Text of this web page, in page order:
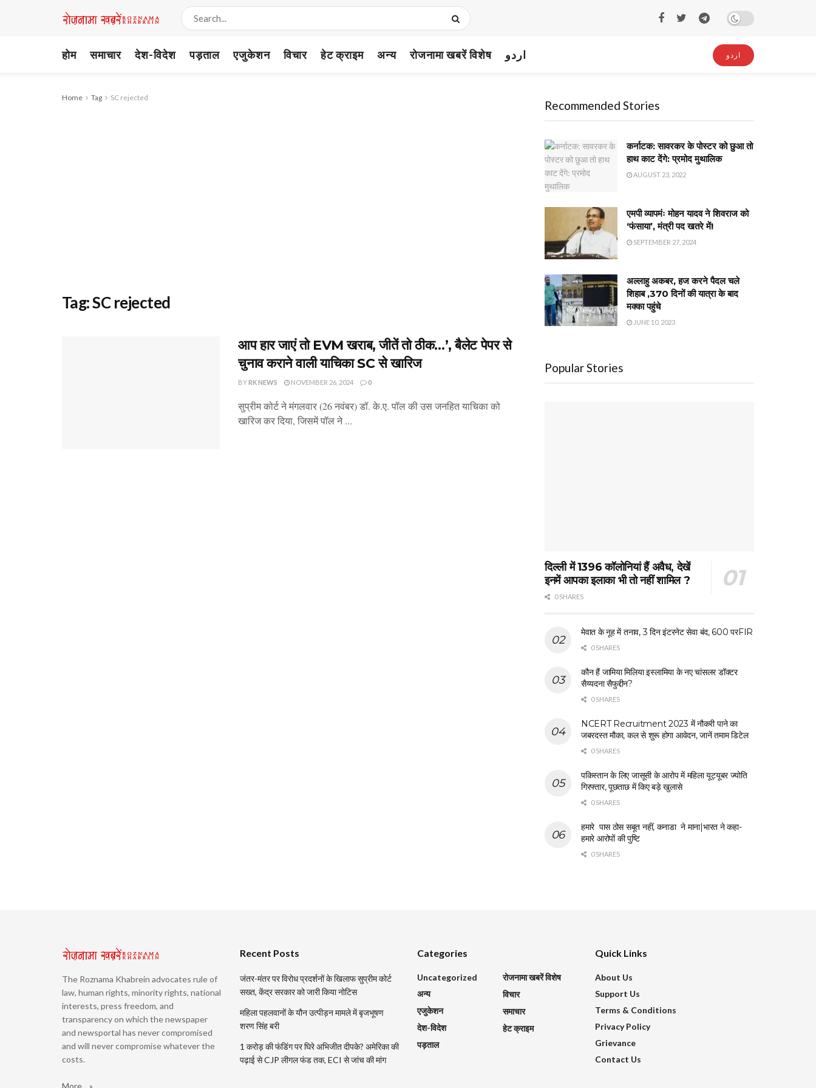
होम समाचार देश-विदेश पड़ताल एजुकेशन विचार हेट क्राइम अन्य रोजनामा खबरें विशेष اردو اردو
Home Tag SC rejected
Tag:SC rejected
आप हार जाएं तो EVM खराब, जीतें तो ठीक…’, बैलेट पेपर से
चुनाव कराने वाली याचिका SC से खारिज
BYRK NEWS NOVEMBER 26, 2024 0
सुप्रीम कोर्ट ने मंगलवार (26 नवंबर) डॉ. के.ए. पॉल की उस जनहित याचिका को
खारिज कर दिया, जिसमें पॉल ने ...
Recommended Stories
कर्नाटक: सावरकर के पोस्टर को छुआ तो
हाथ काट देंगे: प्रमोद मुथालिक
AUGUST 23, 2022
एमपी व्यापमंः मोहन यादव ने शिवराज को
‘फंसाया’, मंत्री पद खतरे में!
SEPTEMBER 27, 2024
अल्लाहु अकबर, हज करने पैदल चले
शिहाब ,370 दिनों की यात्रा के बाद
मक्का पहुंचे
JUNE 10, 2023
Popular Stories
दिल्ली में 1396 कॉलोनियां हैं अवैध, देखें
इनमें आपका इलाका भी तो नहीं शामिल ?
0 SHARES
मेवात के नूह में तनाव, 3 दिन इंटरनेट सेवा बंद, 600 परFIR
0 SHARES
कौन हैं जामिया मिलिया इस्लामिया के नए चांसलर डॉक्टर
सैय्यदना सैफुद्दीन?
0 SHARES
NCERT Recruitment 2023 में नौकरी पाने का
जबरदस्त मौका, कल से शुरू होगा आवेदन, जानें तमाम डिटेल
0 SHARES
पकिस्तान के लिए जासूसी के आरोप में महिला यूट्यूबर ज्योति
गिरफ्तार, पूछताछ में किए बड़े खुलासे
0 SHARES
हमारे पास ठोस सबूत नहीं, कनाडा ने माना|भारत ने कहा-
हमारे आरोपों की पुष्टि
0 SHARES
The Roznama Khabrein advocates rule of
law, human rights, minority rights, national
interests, press freedom, and
transparency on which the newspaper
and newsportal has never compromised
and will never compromise whatever the
costs.
Recent Posts
जंतर-मंतर पर विरोध प्रदर्शनों के खिलाफ सुप्रीम कोर्ट
सख्त, केंद्र सरकार को जारी किया नोटिस
महिला पहलवानों के यौन उत्पीड़न मामले में बृजभूषण
शरण सिंह बरी
1 करोड़ की फंडिंग पर घिरे अभिजीत दीपके? अमेरिका की
पढ़ाई से CJP लीगल फंड तक, ECI से जांच की मांग
Categories
Uncategorized
अन्य
एजुकेशन
देश-विदेश
पड़ताल
रोजनामा खबरें विशेष
विचार
समाचार
हेट क्राइम
Quick Links
About Us
Support Us
Terms & Conditions
Privacy Policy
Grievance
Contact Us